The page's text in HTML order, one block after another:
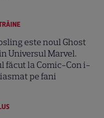
este noul Ghost
Universul Marvel.
făcut la Comic-Con i-
pe fani